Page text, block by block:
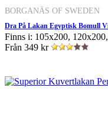
BORGANÄS OF SWEDEN
Dra På Lakan Egyptisk Bomull
Finns i: 105x200,
Från 349 kr